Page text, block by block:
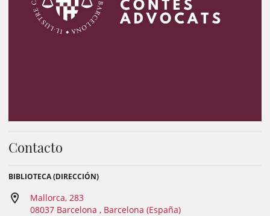
Contacto
BIBLIOTECA (DIRECCIÓN)
Mallorca, 283
08037 Barcelona , Barcelona (España)